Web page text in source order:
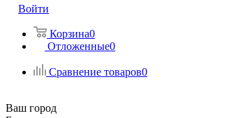
Войти
Корзина0
Отложенные0
Сравнение товаров0
Ваш город